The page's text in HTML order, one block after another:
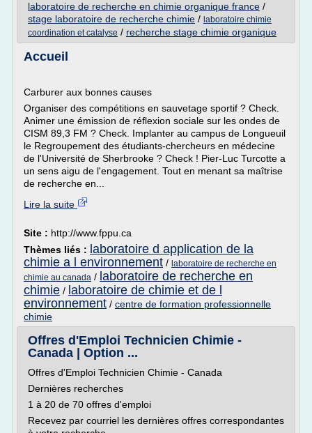
laboratoire de recherche en chimie organique france /
stage laboratoire de recherche chimie / laboratoire chimie
coordination et catalyse / recherche stage chimie organique
Accueil
Carburer aux bonnes causes
Organiser des compétitions en sauvetage sportif ? Check.
Animer une émission de réflexion sociale sur les ondes de
CISM 89,3 FM ? Check. Implanter au campus de Longueuil
le Regroupement des étudiants-chercheurs en médecine
de l'Université de Sherbrooke ? Check ! Pier-Luc Turcotte a
un sens aigu de l'engagement. Tout en menant sa maîtrise
de recherche en...
Lire la suite
Site : http://www.fppu.ca
Thèmes liés : laboratoire d application de la
chimie a l environnement / laboratoire de recherche en
chimie au canada / laboratoire de recherche en
chimie / laboratoire de chimie et de l
environnement / centre de formation professionnelle
chimie
Offres d'Emploi Technicien Chimie -
Canada | Option ...
Offres d'Emploi Technicien Chimie - Canada
Dernières recherches
1 à 20 de 70 offres d'emploi
Recevez par courriel les dernières offres correspondantes